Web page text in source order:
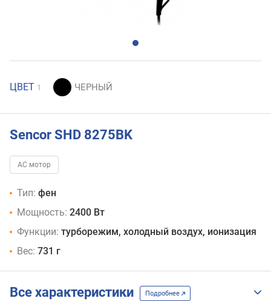
ЦВЕТ 1
Sencor SHD 8275BK
AC мотор
Тип: фен
Мощность: 2400 Вт
Функции: турборежим, холодный воздух, ионизация
Вес: 731 г
Все характеристики Подробнее